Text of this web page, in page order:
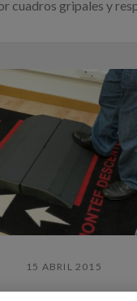
cuadros gripales y
15 ABRIL 2015